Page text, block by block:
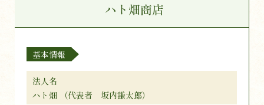
ハト畑商店
基本情報
法人名
ハト畑 （代表者 坂内謙太郎）